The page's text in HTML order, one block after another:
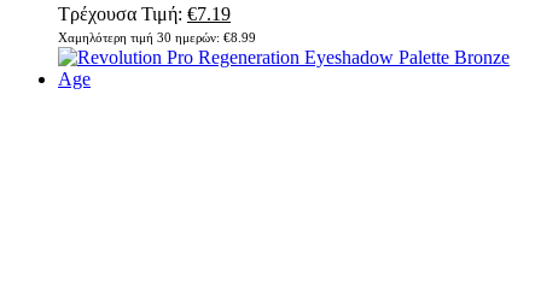
Τρέχουσα Τιμή: Original
price
was:
€7.19Η
τρέχουσα
τιμή
Χαμηλότερη τιμή 30 ημερών: €8.99